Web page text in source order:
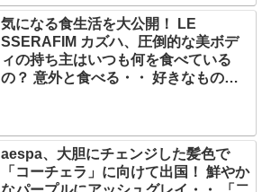
「ずっと夢見てたステージ…嬉しくて
光栄」
気になる食生活を大公開！ LE
SSERAFIM カズハ、圧倒的な美ボデ
ィの持ち主はいつも何を食べている
の？ 意外と食べる・・ 好きなものを
aespa、大胆にチェンジした髪色で
「コーチェラ」に向けて出国！ 鮮やか